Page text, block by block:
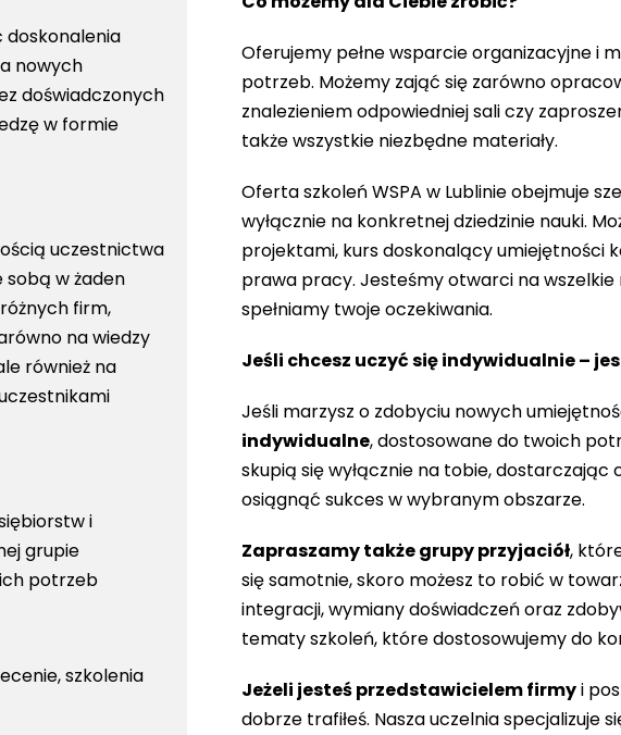
doskonalenia
nowych
doświadczonych
w formie
uczestnictwa
sobą w żaden
firm,
na wiedzy
również na
i
grupie
potrzeb
szkolenia
Oferujemy pełne wsparcie organizacyjne i
potrzeb. Możemy zająć się zarówno
znalezieniem odpowiedniej sali czy
także wszystkie niezbędne materiały.
Oferta szkoleń WSPA w Lublinie obejmuje
wyłącznie na konkretnej dziedzinie nauki.
projektami, kurs doskonalący umiejętności
prawa pracy. Jesteśmy otwarci na wszelkie
spełniamy twoje oczekiwania.
Jeśli chcesz uczyć się indywidualnie –
Jeśli marzysz o zdobyciu nowych
indywidualne, dostosowane do twoich
skupią się wyłącznie na tobie,
osiągnąć sukces w wybranym obszarze.
Zapraszamy także grupy przyjaciół,
się samotnie, skoro możesz to robić w
integracji, wymiany doświadczeń oraz
tematy szkoleń, które dostosowujemy do
Jeżeli jesteś przedstawicielem firmyi
dobrze trafiłeś. Nasza uczelnia specjalizuje